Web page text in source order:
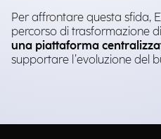
Per affrontare questa sfida,
percorso di trasformazione
una piattaforma
supportare l’evoluzione del